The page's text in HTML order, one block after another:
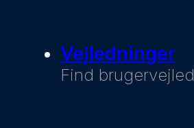
Vejledninger
Find